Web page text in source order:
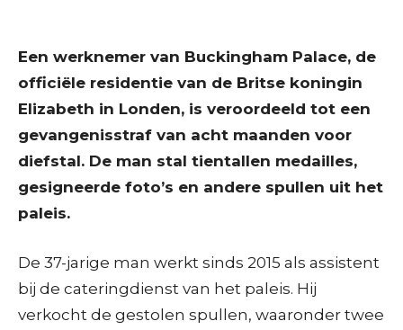
Een werknemer van Buckingham Palace, de
officiële residentie van de Britse koningin
Elizabeth in Londen, is veroordeeld tot een
gevangenisstraf van acht maanden voor
diefstal. De man stal tientallen medailles,
gesigneerde foto’s en andere spullen uit het
paleis.
De 37-jarige man werkt sinds 2015 als assistent
bij de cateringdienst van het paleis. Hij
verkocht de gestolen spullen, waaronder twee